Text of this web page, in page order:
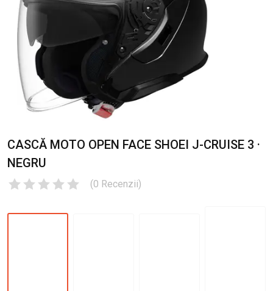
CASCĂ MOTO OPEN FACE SHOEI J-CRUISE 3 ·
NEGRU
(0 Recenzii)